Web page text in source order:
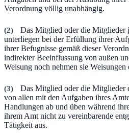
Verordnung völlig unabhängig.
(2) Das Mitglied oder die Mitglieder
unterliegen bei der Erfüllung ihrer
ihrer Befugnisse gemäß dieser
indirekter Beeinflussung von außen
Weisung noch nehmen sie Weisungen
(3) Das Mitglied oder die Mitglieder
von allen mit den Aufgaben ihres
Handlungen ab und üben während
ihrem Amt nicht zu vereinbarende
Tätigkeit aus.